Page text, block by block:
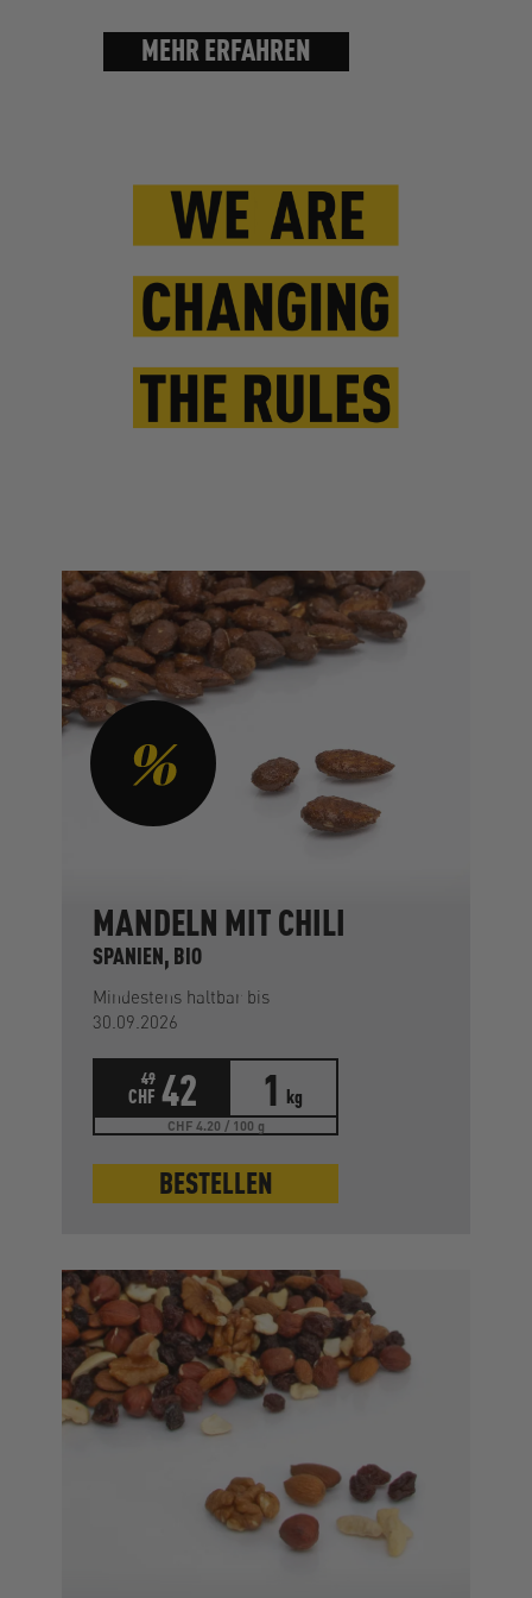
MEHR ERFAHREN
MANDELN MIT CHILI
SPANIEN, BIO
Mindestens haltbar bis
30.09.2026
49
CHF 42 1 kg
CHF 4.20 / 100 g
BESTELLEN